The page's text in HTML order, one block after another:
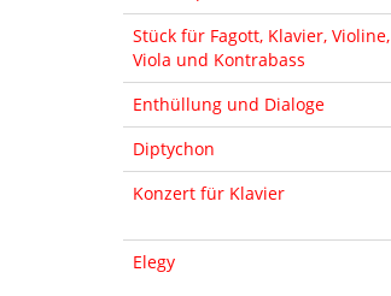
Stück für Fagott, Klavier, Violine,
Viola und Kontrabass
Enthüllung und Dialoge
Diptychon
Konzert für Klavier
Elegy